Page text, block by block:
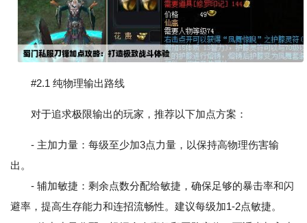
#2.1 纯物理输出路线
对于追求极限输出的玩家，推荐以下加点方案：
- 主加力量：每级至少加3点力量，以保持高物理伤害输
出。
- 辅加敏捷：剩余点数分配给敏捷，确保足够的暴击率和闪
避率，提高生存能力和连招流畅性。建议每级加1-2点敏捷。